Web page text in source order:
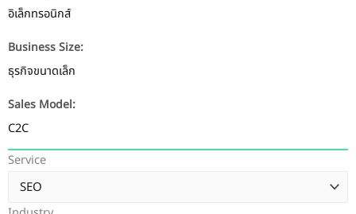
อิเล็กทรอนิกส์
Business Size:
ธุรกิจขนาดเล็ก
Sales Model:
C2C
Service